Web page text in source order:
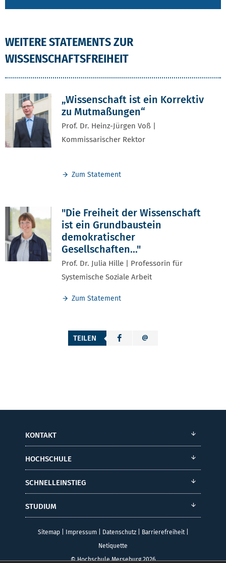
WEITERE STATEMENTS ZUR
WISSENSCHAFTSFREIHEIT
„Wissenschaft ist ein Korrektiv
zu Mutmaßungen“
Prof. Dr. Heinz-Jürgen Voß |
Kommissarischer Rektor
Zum Statement
"Die Freiheit der Wissenschaft
ist ein Grundbaustein
demokratischer
Gesellschaften..."
Prof. Dr. Julia Hille | Professorin für
Systemische Soziale Arbeit
Zum Statement
TEILEN
KONTAKT
HOCHSCHULE
SCHNELLEINSTIEG
STUDIUM
Sitemap| Impressum| Datenschutz| Barrierefreiheit|
Netiquette
© Hochschule Merseburg 2026